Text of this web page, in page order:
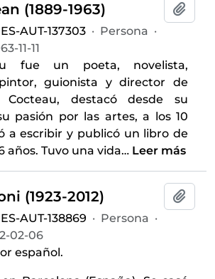
(1889-1963)
AUT-137303 · Persona ·
11-11
fue un poeta, novelista,
guionista y director de
Cocteau, destacó desde su
pasión por las artes, a los 10
a escribir y publicó un libro de
años. Tuvo una vida… Leer más
(1923-2012)
AUT-138869 · Persona ·
02-06
español.